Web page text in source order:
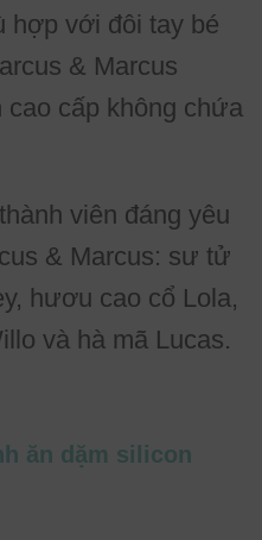
hợp với đôi tay bé
& Marcus
cấp không chứa
viên đáng yêu
& Marcus: sư tử
hươu cao cổ Lola,
và hà mã Lucas.
ăn dặm silicon